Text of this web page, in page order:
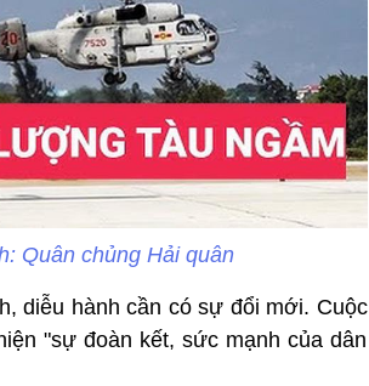
Quân chủng Hải quân
diễu hành cần có sự đổi mới. Cuộc
"sự đoàn kết, sức mạnh của dân